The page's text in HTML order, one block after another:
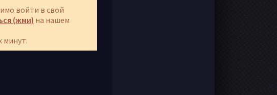
войти в свой
(жми) на нашем
минут.